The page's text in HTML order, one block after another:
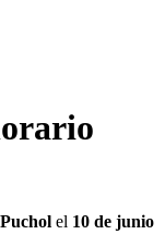
el 10 de junio